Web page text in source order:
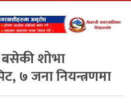
बसेकी शोभा
७ जना नियन्त्रणमा